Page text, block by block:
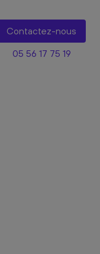
Contactez-nous
05 56 17 75 19